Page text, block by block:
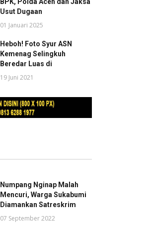
BPK, Polda Aceh dan Jaksa
Usut Dugaan
01 Januari 2025
Heboh! Foto Syur ASN
Kemenag Selingkuh
Beredar Luas di
19 Juni 2021
Numpang Nginap Malah
Mencuri, Warga Sukabumi
Diamankan Satreskrim
07 September 2022